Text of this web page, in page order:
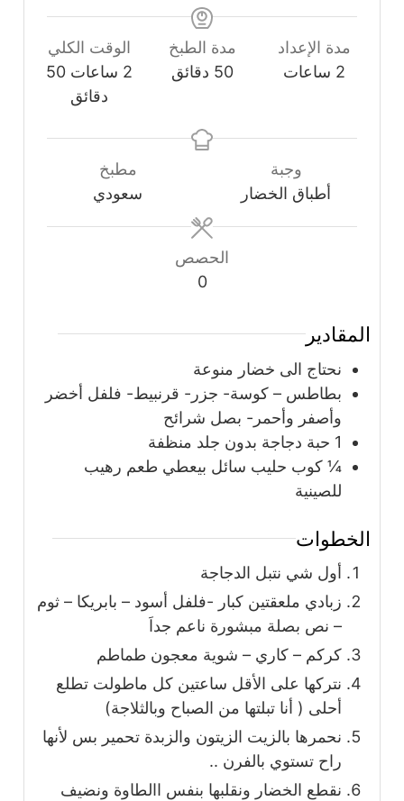
مدة الإعداد
2ساعات
ساعات
مدة الطبخ
50 دقائق
دقائق
الوقت الكلي
2ساعات
ساعات 50دقائق
دقائق
وجبة
أطباق الخضار
مطبخ
سعودي
الحصص
0
المقادير
نحتاج الى خضار منوعة
بطاطس – كوسة- جزر- قرنبيط- فلفل أخضر
وأصفر وأحمر- بصل شرائح
1 حبة دجاجة بدون جلد منظفة
¼ كوب حليب سائل بيعطي طعم رهيب
للصينية
الخطوات
أول شي نتبل الدجاجة
زبادي ملعقتين كبار -فلفل أسود – بابريكا – ثوم
– نص بصلة مبشورة ناعم جداَ
كركم – كاري – شوية معجون طماطم
نتركها على الأقل ساعتين كل ماطولت تطلع
أحلى ( أنا تبلتها من الصباح وبالثلاجة)
نحمرها بالزيت الزيتون والزبدة تحمير بس لأنها
راح تستوي بالفرن ..
نقطع الخضار ونقلبها بنفس االطاوة ونضيف